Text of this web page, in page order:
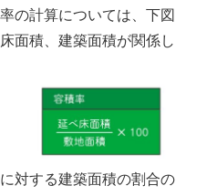
の計算については、下図
面積、建築面積が関係し
対する建築面積の割合の